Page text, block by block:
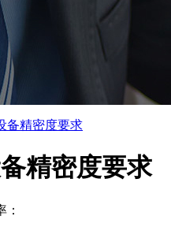
备精密度要求
精密度要求